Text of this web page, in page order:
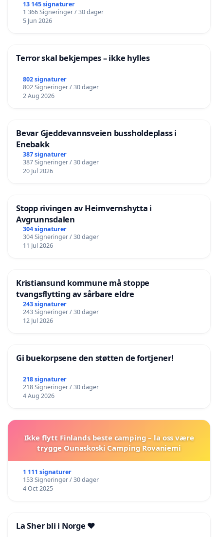
13 145 signaturer
1 366 Signeringer / 30 dager
5 Jun 2026
Terror skal bekjempes – ikke hylles
802 signaturer
802 Signeringer / 30 dager
2 Aug 2026
Bevar Gjeddevannsveien bussholdeplass i
Enebakk
387 signaturer
387 Signeringer / 30 dager
20 Jul 2026
Stopp rivingen av Heimvernshytta i
Avgrunnsdalen
304 signaturer
304 Signeringer / 30 dager
11 Jul 2026
Kristiansund kommune må stoppe
tvangsflytting av sårbare eldre
243 signaturer
243 Signeringer / 30 dager
12 Jul 2026
Gi buekorpsene den støtten de fortjener!
218 signaturer
218 Signeringer / 30 dager
4 Aug 2026
Ikke flytt Finlands beste camping – la oss være
trygge Ounaskoski Camping Rovaniemi
1 111 signaturer
153 Signeringer / 30 dager
4 Oct 2025
La Sher bli i Norge ❤️